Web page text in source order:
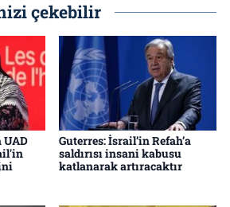
çekebilir
UAD
Guterres: İsrail’in Refah’a
saldırısı insani kabusu
katlanarak artıracaktır